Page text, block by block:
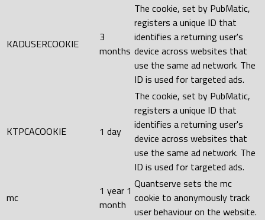
KADUSERCOOKIE
3
months
The cookie, set by PubMatic,
registers a unique ID that
identifies a returning user's
device across websites that
use the same ad network. The
ID is used for targeted ads.
KTPCACOOKIE 1 day
The cookie, set by PubMatic,
registers a unique ID that
identifies a returning user's
device across websites that
use the same ad network. The
ID is used for targeted ads.
mc
1 year 1
month
Quantserve sets the mc
cookie to anonymously track
user behaviour on the website.